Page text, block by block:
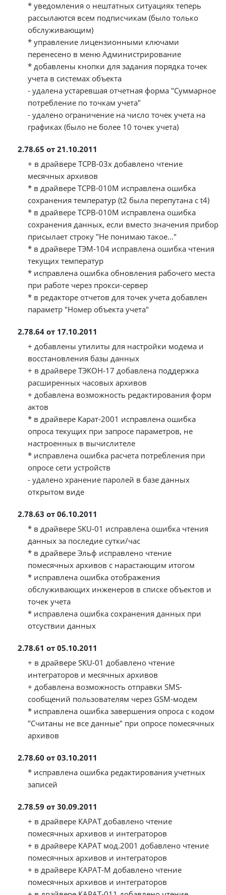
* уведомления о нештатных ситуациях теперь
рассылаются всем подписчикам (было только
обслуживающим)
* управление лицензионными ключами
перенесено в меню Администрирование
* добавлены кнопки для задания порядка точек
учета в системах объекта
- удалена устаревшая отчетная форма "Суммарное
потребление по точкам учета"
- удалено ограничение на число точек учета на
графиках (было не более 10 точек учета)
2.78.65 от 21.10.2011
+ в драйвере ТСРВ-03х добавлено чтение
месячных архивов
* в драйвере ТСРВ-010М исправлена ошибка
сохранения температур (t2 была перепутана с t4)
* в драйвере ТСРВ-010М исправлена ошибка
сохранения данных, если вместо значения прибор
присылает строку "Не понимаю такое..."
* в драйвере ТЭМ-104 исправлена ошибка чтения
текущих температур
* исправлена ошибка обновления рабочего места
при работе через прокси-сервер
* в редакторе отчетов для точек учета добавлен
параметр "Номер объекта учета"
2.78.64 от 17.10.2011
+ добавлены утилиты для настройки модема и
восстановления базы данных
+ в драйвере ТЭКОН-17 добавлена поддержка
расширенных часовых архивов
+ добавлена возможность редактирования форм
актов
* в драйвере Карат-2001 исправлена ошибка
опроса текущих при запросе параметров, не
настроенных в вычислителе
* исправлена ошибка расчета потребления при
опросе сети устройств
- удалено хранение паролей в базе данных
открытом виде
2.78.63 от 06.10.2011
* в драйвере SKU-01 исправлена ошибка чтения
данных за последие сутки/час
* в драйвере Эльф исправлено чтение
помесячных архивов с нарастающим итогом
* исправлена ошибка отображения
обслуживающих инженеров в списке объектов и
точек учета
* исправлена ошибка сохранения данных при
отсуствии данных
2.78.61 от 05.10.2011
+ в драйвере SKU-01 добавлено чтение
интеграторов и месячных архивов
+ добавлена возможность отправки SMS-
сообщений пользователям через GSM-модем
* исправлена ошибка завершения опроса с кодом
"Считаны не все данные" при опросе помесячных
архивов
2.78.60 от 03.10.2011
* исправлена ошибка редактирования учетных
записей
2.78.59 от 30.09.2011
+ в драйвере КАРАТ добавлено чтение
помесячных архивов и интеграторов
+ в драйвере КАРАТ мод.2001 добавлено чтение
помесячных архивов и интеграторов
+ в драйвере КАРАТ-М добавлено чтение
помесячных архивов и интеграторов